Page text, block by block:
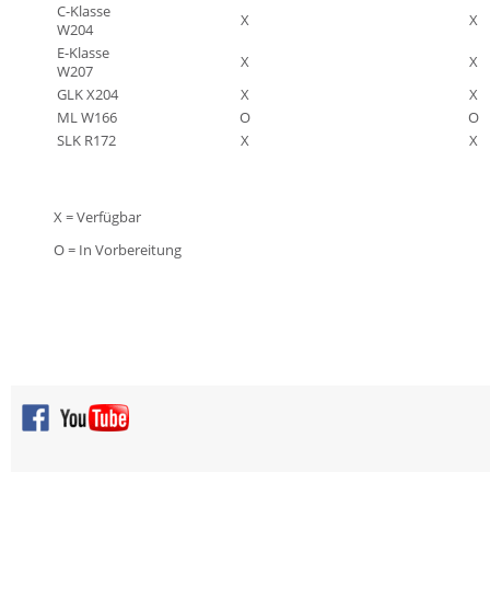
C-Klasse
W204
X
X
E-Klasse
W207
X
X
GLK X204
X
X
ML W166
O
O
SLK R172
X X
X = Verfügbar
O = In Vorbereitung